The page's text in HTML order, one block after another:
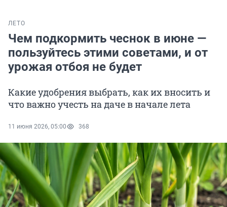
ЛЕТО
Чем подкормить чеснок в июне —
пользуйтесь этими советами, и от
урожая отбоя не будет
Какие удобрения выбрать, как их вносить и
что важно учесть на даче в начале лета
11 июня 2026, 05:00 368